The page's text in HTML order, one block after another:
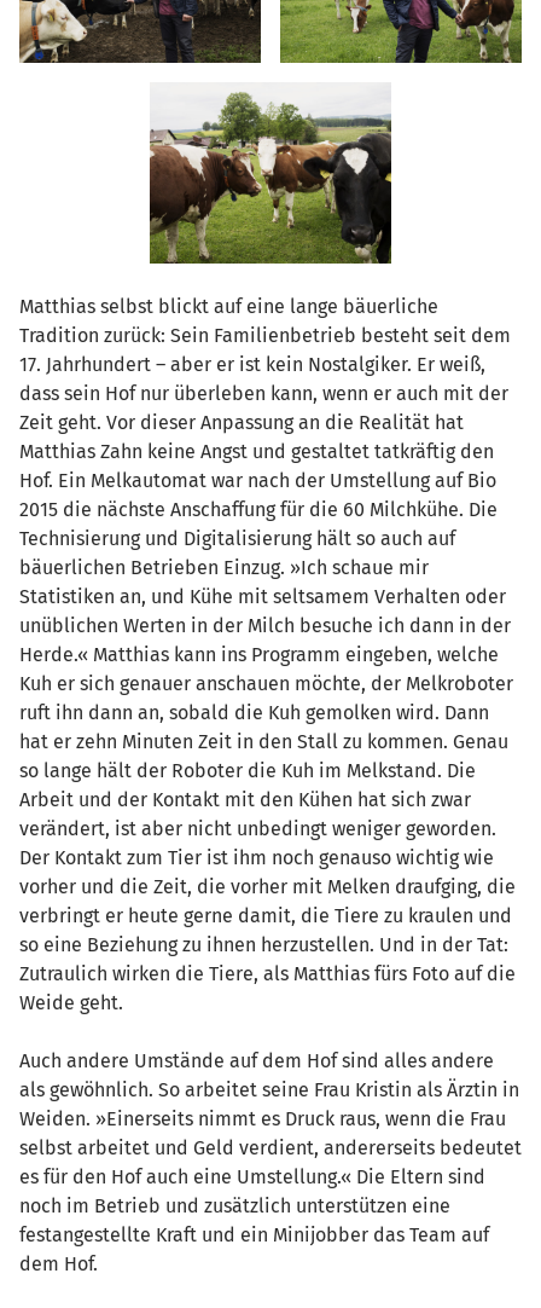
Matthias selbst blickt auf eine lange bäuerliche
Tradition zurück: Sein Familienbetrieb besteht seit dem
17. Jahrhundert – aber er ist kein Nostalgiker. Er weiß,
dass sein Hof nur überleben kann, wenn er auch mit der
Zeit geht. Vor dieser Anpassung an die Realität hat
Matthias Zahn keine Angst und gestaltet tatkräftig den
Hof. Ein Melkautomat war nach der Umstellung auf Bio
2015 die nächste Anschaffung für die 60 Milchkühe. Die
Technisierung und Digitalisierung hält so auch auf
bäuerlichen Betrieben Einzug. »Ich schaue mir
Statistiken an, und Kühe mit seltsamem Verhalten oder
unüblichen Werten in der Milch besuche ich dann in der
Herde.« Matthias kann ins Programm eingeben, welche
Kuh er sich genauer anschauen möchte, der Melkroboter
ruft ihn dann an, sobald die Kuh gemolken wird. Dann
hat er zehn Minuten Zeit in den Stall zu kommen. Genau
so lange hält der Roboter die Kuh im Melkstand. Die
Arbeit und der Kontakt mit den Kühen hat sich zwar
verändert, ist aber nicht unbedingt weniger geworden.
Der Kontakt zum Tier ist ihm noch genauso wichtig wie
vorher und die Zeit, die vorher mit Melken draufging, die
verbringt er heute gerne damit, die Tiere zu kraulen und
so eine Beziehung zu ihnen herzustellen. Und in der Tat:
Zutraulich wirken die Tiere, als Matthias fürs Foto auf die
Weide geht.
Auch andere Umstände auf dem Hof sind alles andere
als gewöhnlich. So arbeitet seine Frau Kristin als Ärztin in
Weiden. »Einerseits nimmt es Druck raus, wenn die Frau
selbst arbeitet und Geld verdient, andererseits bedeutet
es für den Hof auch eine Umstellung.« Die Eltern sind
noch im Betrieb und zusätzlich unterstützen eine
festangestellte Kraft und ein Minijobber das Team auf
dem Hof.